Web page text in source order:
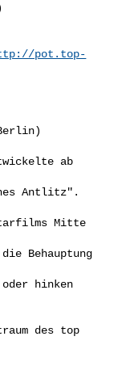
pot.top-
ab
Antlitz".
Mitte
Behauptung
hinken
des top